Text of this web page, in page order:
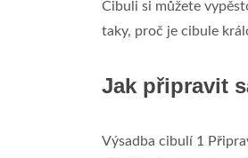
Cibuli si můžete
taky, proč je cibule
Jak připravit
Výsadba cibulí 1